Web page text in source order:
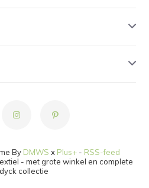
By DMWS x Plus+ - RSS-feed
- met grote winkel en complete
collectie